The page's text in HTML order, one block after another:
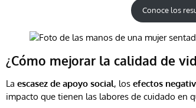
Conoce los
¿Cómo mejorar la calidad de
La escasez de apoyo social, los efectos
impacto que tienen las labores de cuidado en